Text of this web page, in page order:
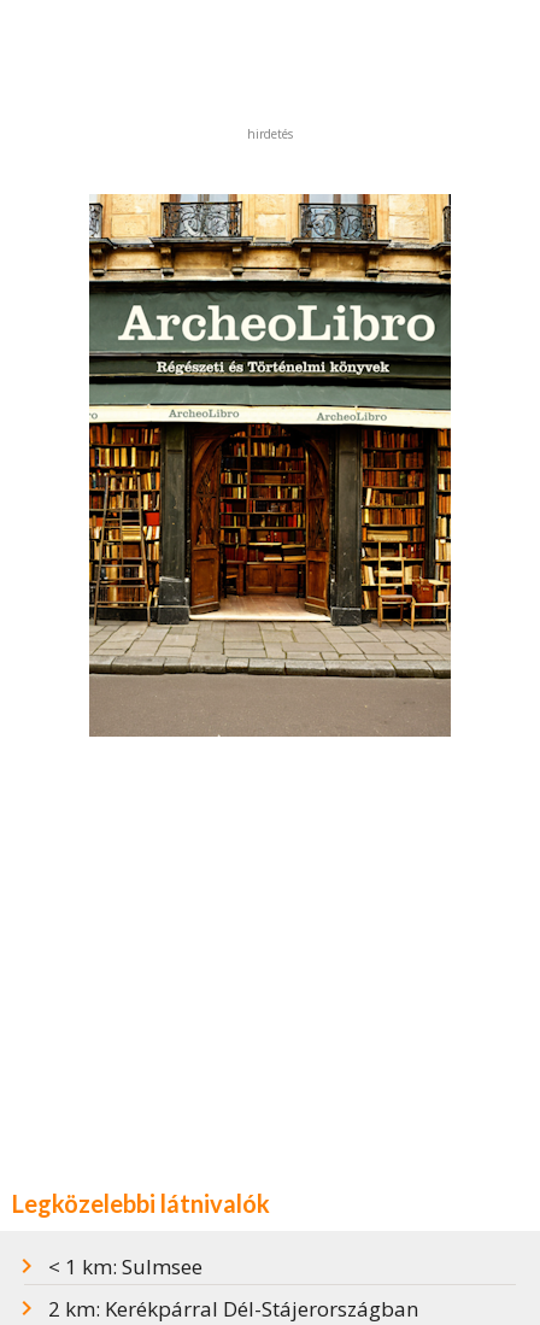
hirdetés
Legközelebbi látnivalók
< 1 km: Sulmsee
2 km: Kerékpárral Dél-Stájerországban